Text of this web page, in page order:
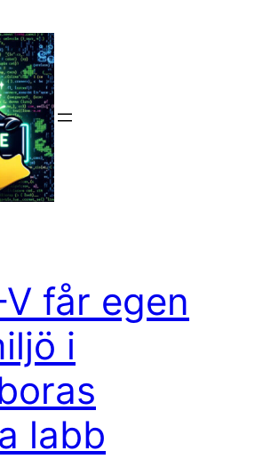
V får egen
i
labb